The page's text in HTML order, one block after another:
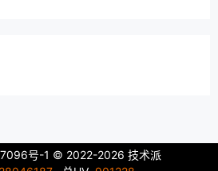
号-1 © 2022-2026 技术派